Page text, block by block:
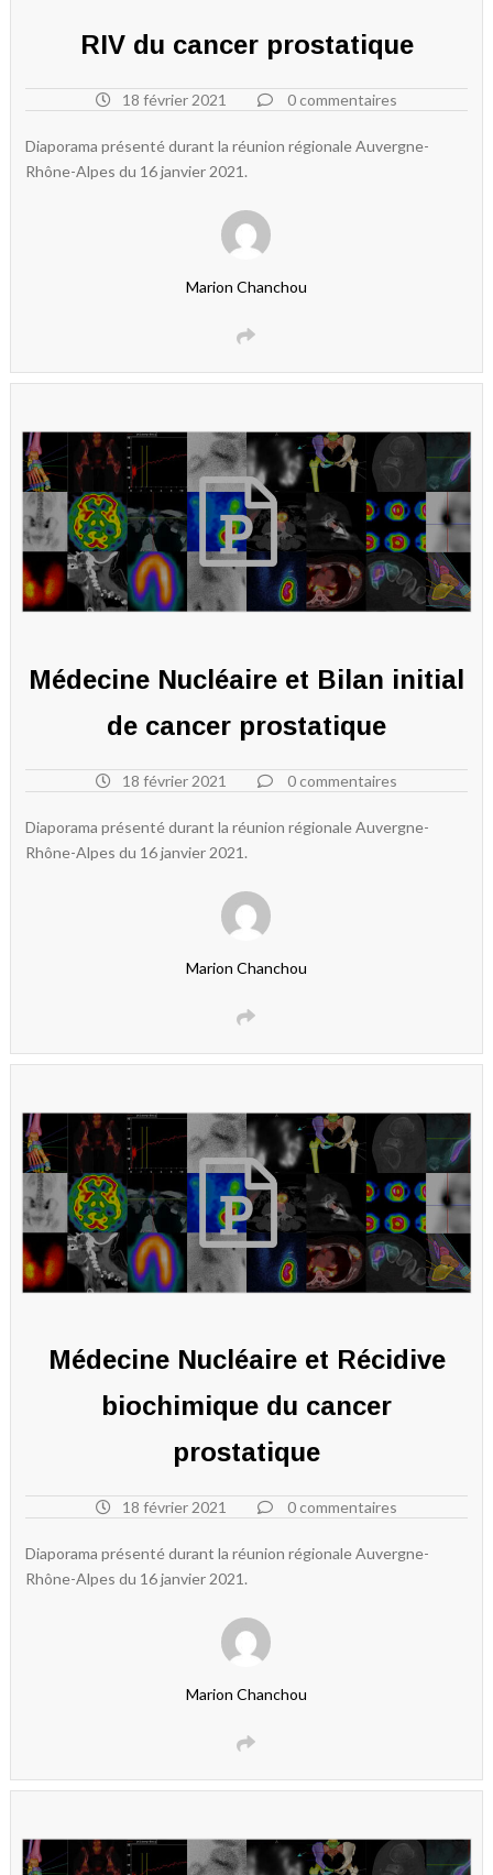
RIV du cancer prostatique
18 février 2021 0 commentaires
Diaporama présenté durant la réunion régionale Auvergne-
Rhône-Alpes du 16 janvier 2021.
Marion Chanchou
Médecine Nucléaire et Bilan initial
de cancer prostatique
18 février 2021 0 commentaires
Diaporama présenté durant la réunion régionale Auvergne-
Rhône-Alpes du 16 janvier 2021.
Marion Chanchou
Médecine Nucléaire et Récidive
biochimique du cancer
prostatique
18 février 2021 0 commentaires
Diaporama présenté durant la réunion régionale Auvergne-
Rhône-Alpes du 16 janvier 2021.
Marion Chanchou